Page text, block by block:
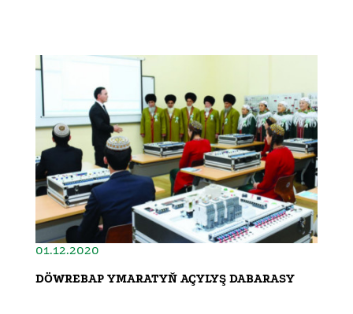
01.12.2020
DÖWREBAP YMARATYŇ AÇYLYŞ DABARASY